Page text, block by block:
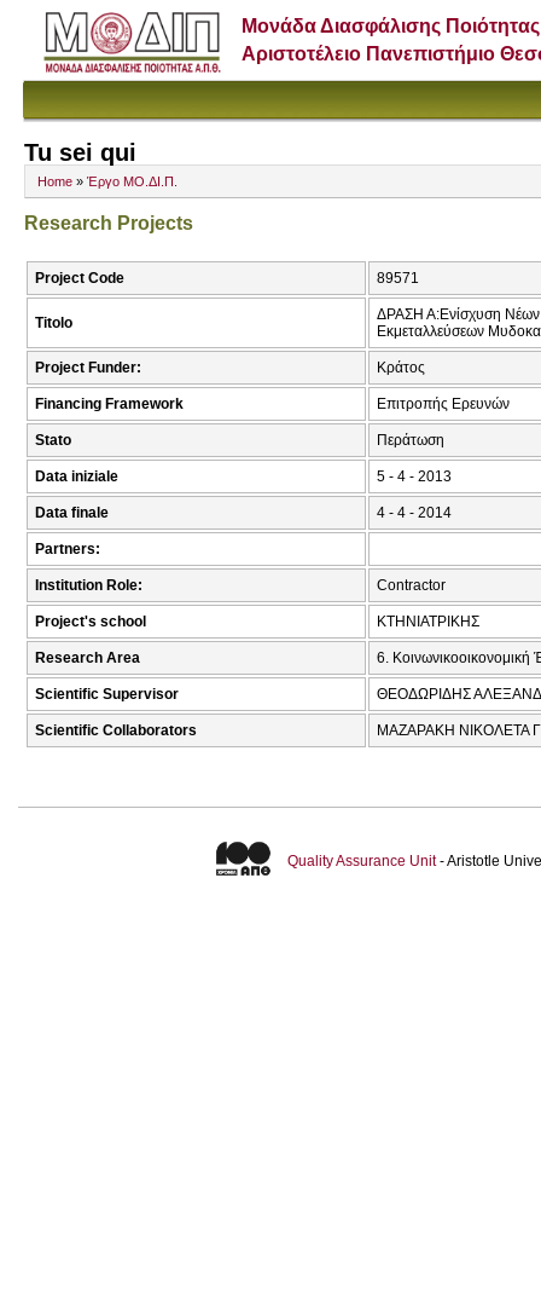
Μονάδα Διασφάλισης Ποιότητας
Αριστοτέλειο Πανεπιστήμιο
Tu sei qui
Home » Έργο ΜΟ.ΔΙ.Π.
Research Projects
Project Code 89571
Titolo
ΔΡΑΣΗ Α:Ενίσχυση Νέων
Εκμεταλλεύσεων
Project Funder: Κράτος
Financing Framework Επιτροπής Ερευνών
Stato Περάτωση
Data iniziale 5 - 4 - 2013
Data finale 4 - 4 - 2014
Partners:
Institution Role: Contractor
Project's school ΚΤΗΝΙΑΤΡΙΚΗΣ
Research Area 6. Κοινωνικοοικονομική
Scientific Supervisor ΘΕΟΔΩΡΙΔΗΣ
Scientific Collaborators ΜΑΖΑΡΑΚΗ ΝΙΚΟΛΕΤΑ
Quality Assurance Unit- Aristotle